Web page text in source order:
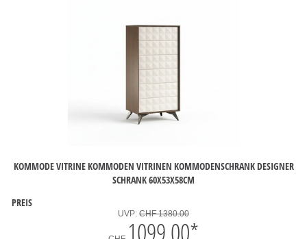
KOMMODE VITRINE KOMMODEN VITRINEN KOMMODENSCHRANK DESIGNER
SCHRANK 60X53X58CM
PREIS
UVP: CHF 1380.00